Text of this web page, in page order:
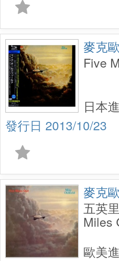
麥克
Five
2013/10/23
日本
麥克
五英
Miles
歐美